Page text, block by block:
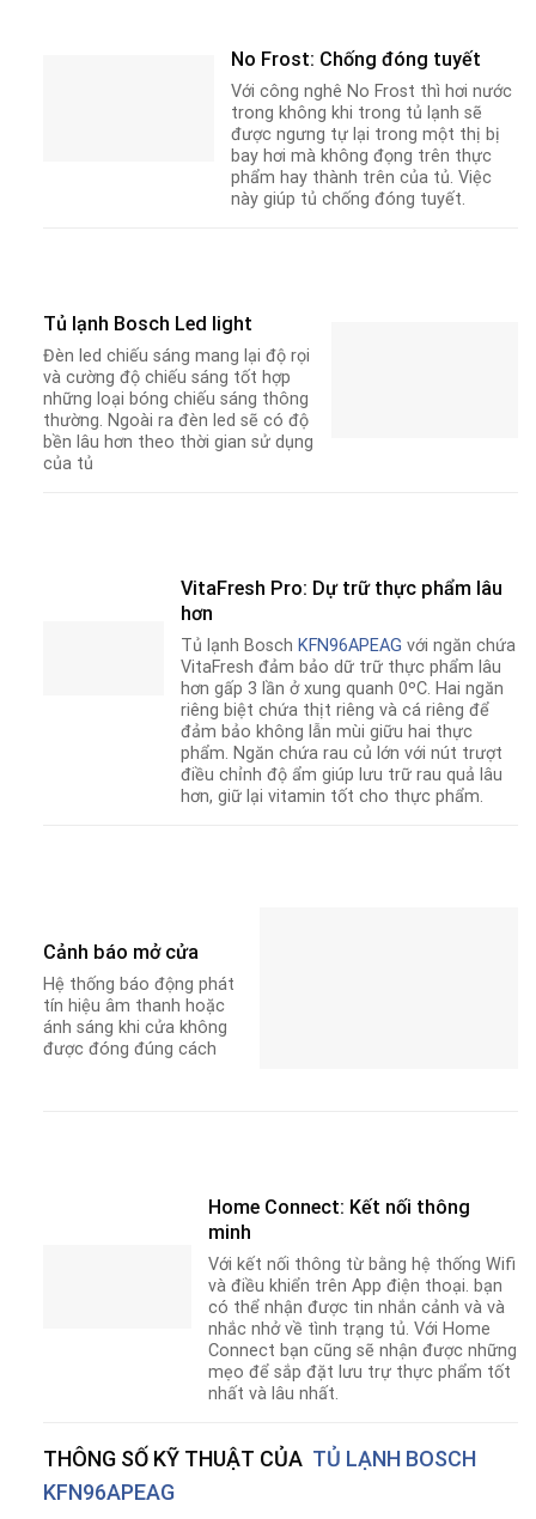
No Frost: Chống đóng tuyết
Với công nghê No Frost thì hơi nước
trong không khi trong tủ lạnh sẽ
được ngưng tự lại trong một thị bị
bay hơi mà không đọng trên thực
phẩm hay thành trên của tủ. Việc
này giúp tủ chống đóng tuyết.
Tủ lạnh Bosch Led light
Đèn led chiếu sáng mang lại độ rọi
và cường độ chiếu sáng tốt hợp
những loại bóng chiếu sáng thông
thường. Ngoài ra đèn led sẽ có độ
bền lâu hơn theo thời gian sử dụng
của tủ
VitaFresh Pro: Dự trữ thực phẩm lâu
hơn
Tủ lạnh Bosch KFN96APEAG với ngăn chứa
VitaFresh đảm bảo dữ trữ thực phẩm lâu
hơn gấp 3 lần ở xung quanh 0ºC. Hai ngăn
riêng biệt chứa thịt riêng và cá riêng để
đảm bảo không lẫn mùi giữu hai thực
phẩm. Ngăn chứa rau củ lớn với nút trượt
điều chỉnh độ ẩm giúp lưu trữ rau quả lâu
hơn, giữ lại vitamin tốt cho thực phẩm.
Cảnh báo mở cửa
Hệ thống báo động phát
tín hiệu âm thanh hoặc
ánh sáng khi cửa không
được đóng đúng cách
Home Connect: Kết nối thông
minh
Với kết nối thông từ bằng hệ thống Wifi
và điều khiển trên App điện thoại. bạn
có thể nhận được tin nhắn cảnh và và
nhắc nhở về tình trạng tủ. Với Home
Connect bạn cũng sẽ nhận được những
mẹo để sắp đặt lưu trự thực phẩm tốt
nhất và lâu nhất.
THÔNG SỐ KỸ THUẬT CỦA TỦ LẠNH BOSCH
KFN96APEAG